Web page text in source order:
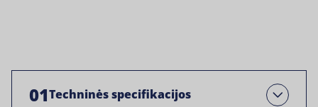
01Techninės specifikacijos Atviras